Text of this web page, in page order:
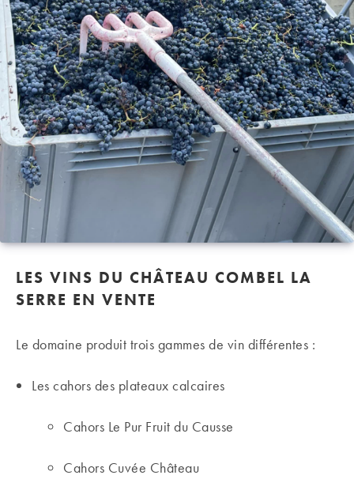
LES VINS DU CHÂTEAU COMBEL LA
SERRE EN VENTE
Le domaine produit trois gammes de vin différentes :
Les cahors des plateaux calcaires
Cahors Le Pur Fruit du Causse
Cahors Cuvée Château